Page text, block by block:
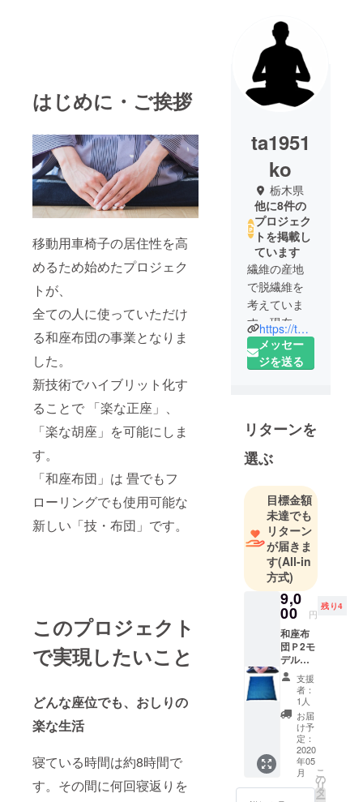
はじめに・ご挨拶
移動用車椅子の居住性を高
めるため始めたプロジェク
トが、
全ての人に使っていただけ
る和座布団の事業となりま
した。
新技術でハイブリット化す
ることで 「楽な正座」、
「楽な胡座」を可能にしま
す。
「和座布団」は 畳でもフ
ローリングでも使用可能な
新しい「技・布団」です。
このプロジェクト
で実現したいこと
どんな座位でも、おしりの
楽な生活
寝ている時間は約8時間で
す。その間に何回寝返りを
ta1951
ko
栃木県
他に8件の
プロジェク
トを掲載し
ています
繊維の産地
で脱繊維を
考えていま
す。現在は
ヘルスケア
商品開発を
すから、や
はり繊維の
素材に注目
します。人
が使って気
持ちいい繊
維でなくて
は気持ちの
良いケアは
出来ないと
考えていま
す。高齢者
のケアを考
えていまし
たが、若い
人たちもケ
アを考えな
くてはいけ
ない時代と
なりまし
た。
https://thekoike.com
メッセー
ジを送る
リターンを
選ぶ
目標金額
未達でも
リターン
が届きま
す(All-in
方式)
9,0
00 円
残り4
和座布
団Ｐ2モ
デル
￥9000
で1枚を
5名様
畳では
もちろ
んのこ
と、フ
ローリ
ングで
も使用
支援
者：
1人
お届
け予
定：
2020
年05
月
こ
の
リ
タ
ー